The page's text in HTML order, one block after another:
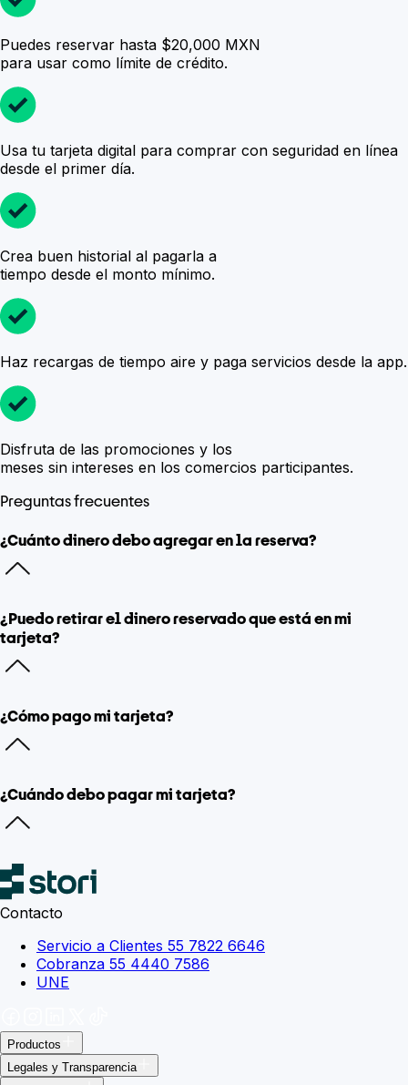
Puedes reservar hasta $20,000 MXN
para usar como límite de crédito.
Usa tu tarjeta digital para comprar con seguridad en línea
desde el primer día.
Crea buen historial al pagarla a
tiempo desde el monto mínimo.
Haz recargas de tiempo aire y paga servicios desde la app.
Disfruta de las promociones y los
meses sin intereses en los comercios participantes.
Preguntas frecuentes
¿Cuánto dinero debo agregar en la reserva?
¿Puedo retirar el dinero reservado que está en mi
tarjeta?
¿Cómo pago mi tarjeta?
¿Cuándo debo pagar mi tarjeta?
Contacto
Servicio a Clientes 55 7822 6646
Cobranza 55 4440 7586
UNE
Productos
Legales y Transparencia